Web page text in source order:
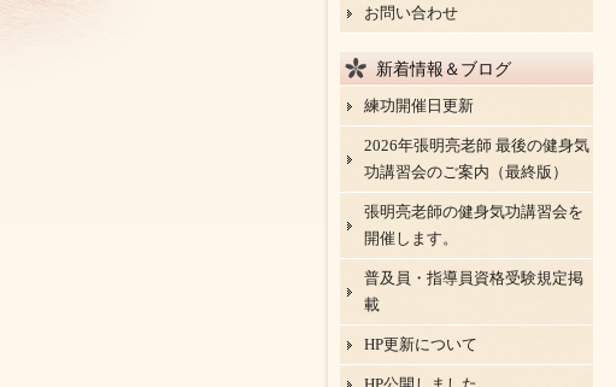
お問い合わせ
新着情報＆ブログ
練功開催日更新
2026年張明亮老師 最後の健身気
功講習会のご案内（最終版）
張明亮老師の健身気功講習会を
開催します。
普及員・指導員資格受験規定掲
載
HP更新について